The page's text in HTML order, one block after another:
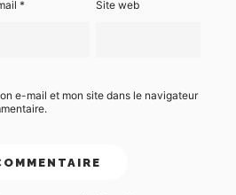
* Site web
e-mail et mon site dans le navigateur